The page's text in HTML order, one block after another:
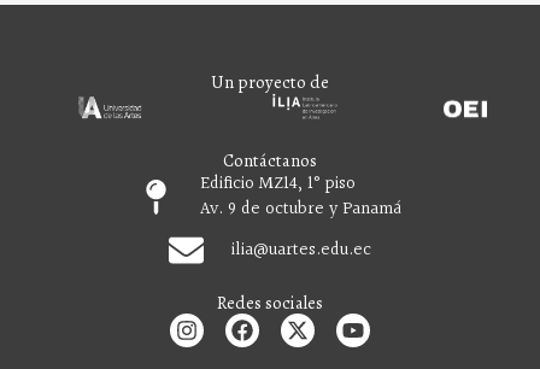
Un proyecto de
Contáctanos
Edificio MZ14, 1° piso
Av. 9 de octubre y Panamá
ilia@uartes.edu.ec
Redes sociales
I
n
F
a
X
-
Y
o